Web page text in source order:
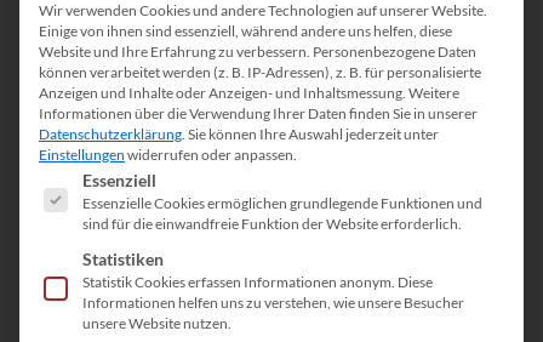
DBL1200-14
Einsatz als Ladegerät und
Fremdstromversorgung und zur
Fahrzeugversorgung im Pufferbetrieb
Geeignet für Bleisäure, Gel, AGM, Vlies und
Lithium-Ionen Akkus
Umfangreiche Schutz- und
Selbstschutzfunktionen
Kurzschluss- und Verpolschutz
Wir verwenden Cookies und andere Technologien auf unserer Website.
Einige von ihnen sind essenziell, während andere uns helfen, diese
Website und Ihre Erfahrung zu verbessern. Personenbezogene Daten
können verarbeitet werden (z. B. IP-Adressen), z. B. für personalisierte
Anzeigen und Inhalte oder Anzeigen- und Inhaltsmessung. Weitere
Informationen über die Verwendung Ihrer Daten finden Sie in unserer
Datenschutzerklärung. Sie können Ihre Auswahl jederzeit unter
Einstellungen widerrufen oder anpassen.
Es folgt eine Liste der Service-Gruppen, für die eine
Essenziell
Essenzielle Cookies ermöglichen grundlegende Funktionen und
sind für die einwandfreie Funktion der Website erforderlich.
Statistiken
Statistik Cookies erfassen Informationen anonym. Diese
Informationen helfen uns zu verstehen, wie unsere Besucher
unsere Website nutzen.